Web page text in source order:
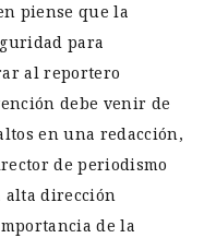
piense que la
para
al reportero
debe venir de
en una redacción,
de periodismo
alta dirección
de la